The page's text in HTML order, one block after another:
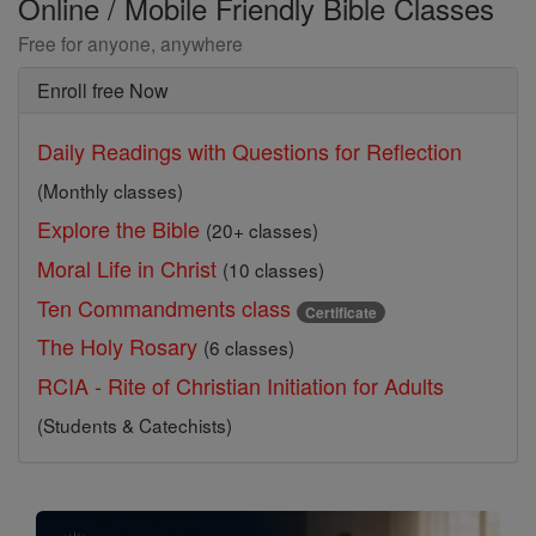
Free for anyone, anywhere
Enroll free Now
Daily Readings with Questions for Reflection
(Monthly classes)
Explore the Bible (20+ classes)
Moral Life in Christ (10 classes)
Ten Commandments class Certificate
The Holy Rosary (6 classes)
RCIA - Rite of Christian Initiation for Adults
(Students & Catechists)